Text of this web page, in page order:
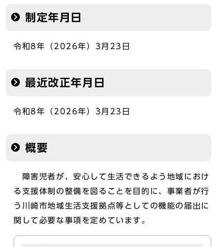
制定年月日
令和8年（2026年）3月23日
最近改正年月日
令和8年（2026年）3月23日
概要
障害児者が、安心して生活できるよう地域におけ
る支援体制の整備を図ることを目的に、事業者が行
う川崎市地域生活支援拠点等としての機能の届出に
関して必要な事項を定めています。